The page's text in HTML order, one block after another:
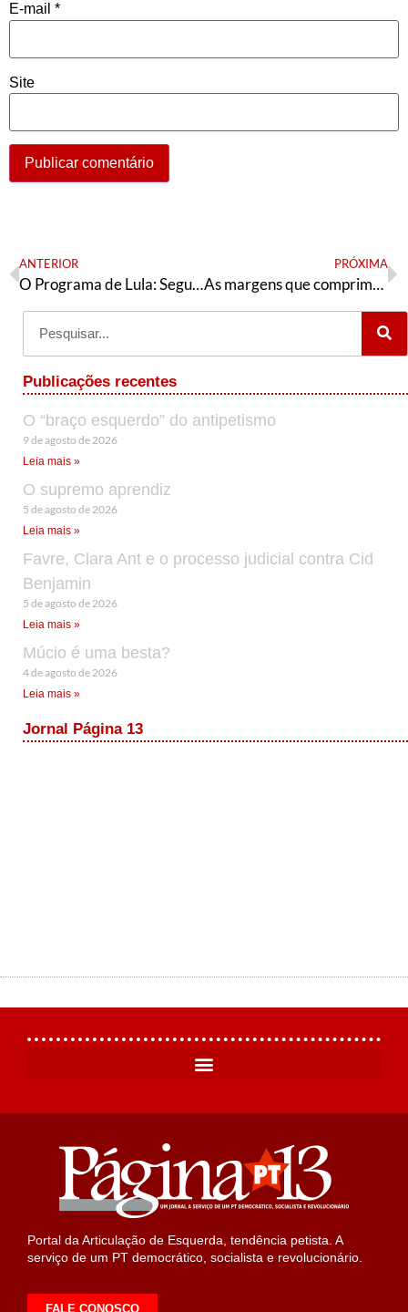
E-mail *
Site
ANTERIOR
O Programa de Lula: Segurança Pública e o assassinato de Genivaldo
PRÓXIMA
As margens que comprimem o PT
Publicações recentes
O “braço esquerdo” do antipetismo
9 de agosto de 2026
Leia mais »
O supremo aprendiz
5 de agosto de 2026
Leia mais »
Favre, Clara Ant e o processo judicial contra Cid
Benjamin
5 de agosto de 2026
Leia mais »
Múcio é uma besta?
4 de agosto de 2026
Leia mais »
Jornal Página 13
Portal da Articulação de Esquerda, tendência petista. A
serviço de um PT democrático, socialista e revolucionário.
FALE CONOSCO